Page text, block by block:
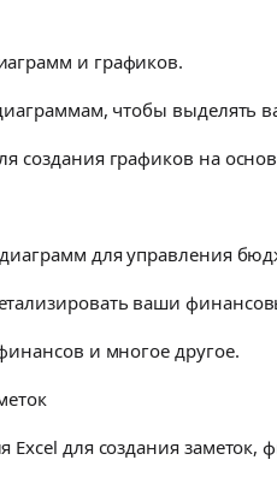
и графиков.
чтобы выделять
создания графиков на
для управления
ваши
и многое другое.
для создания